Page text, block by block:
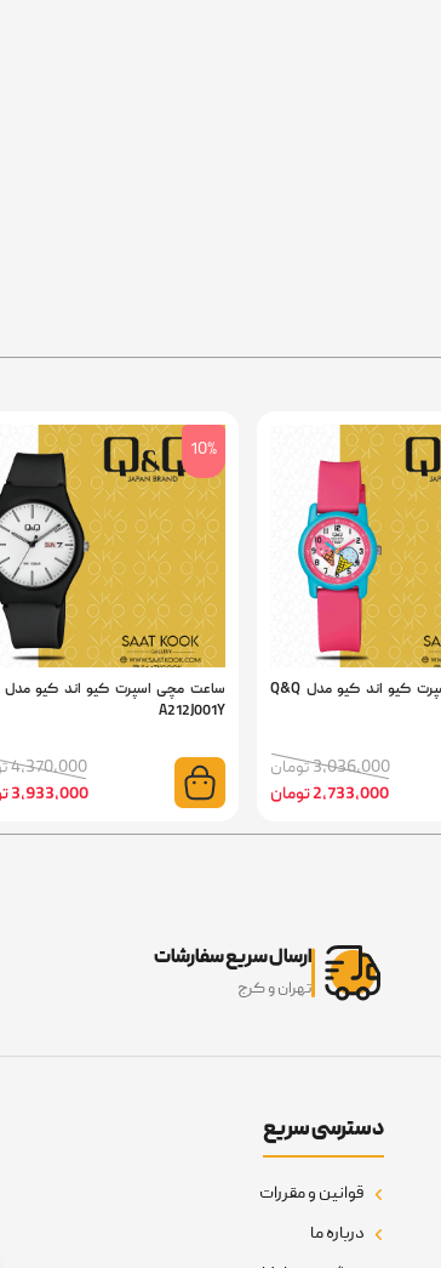
ساعت مچی اسپرت کیو اند کیو مدل Q&Q
3,036,000 تومان
2,733,000 تومان
10%
A212J001Y
4,370,000 تومان
3,933,000 تومان
ارسال سریع سفارشات
تهران و کرج
دسترسی سریع
قوانین و مقررات
درباره ما